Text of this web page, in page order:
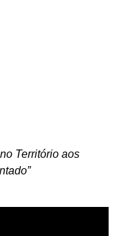
Território aos